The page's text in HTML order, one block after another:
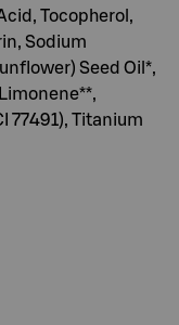
Tocopherol,
Sodium
Seed Oil*,
77491), Titanium